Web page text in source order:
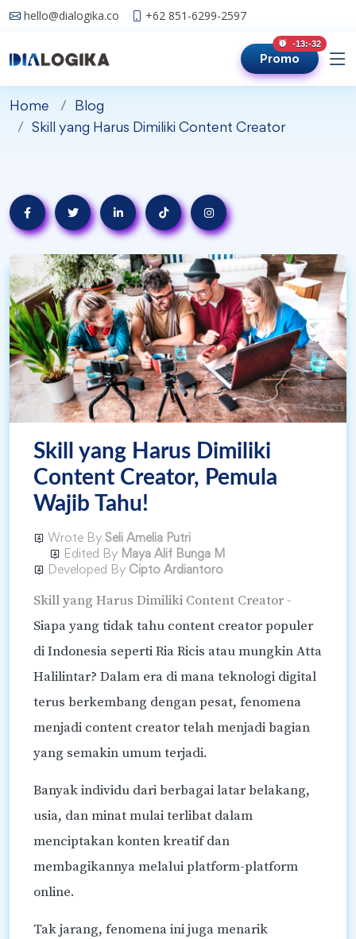
hello@dialogika.co +62 851-6299-2597
Promo
-13:-34unread
Home
Blog
Skill yang Harus Dimiliki Content Creator
Skill yang Harus Dimiliki
Content Creator, Pemula
Wajib Tahu!
Wrote By Seli Amelia Putri
Edited By Maya Alif Bunga M
Developed By Cipto Ardiantoro
Skill yang Harus Dimiliki Content Creator -
Siapa yang tidak tahu content creator populer
di Indonesia seperti Ria Ricis atau mungkin Atta
Halilintar? Dalam era di mana teknologi digital
terus berkembang dengan pesat, fenomena
menjadi content creator telah menjadi bagian
yang semakin umum terjadi.
Banyak individu dari berbagai latar belakang,
usia, dan minat mulai terlibat dalam
menciptakan konten kreatif dan
membagikannya melalui platform-platform
online.
Tak jarang, fenomena ini juga menarik